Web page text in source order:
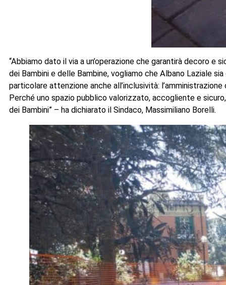
“Abbiamo dato il via a un’operazione che garantirà decoro
dei Bambini e delle Bambine, vogliamo che Albano Laziale
particolare attenzione anche all’inclusività:
Perché uno spazio pubblico valorizzato, accogliente e
dei Bambini” – ha dichiarato il Sindaco, Massimiliano Borelli.